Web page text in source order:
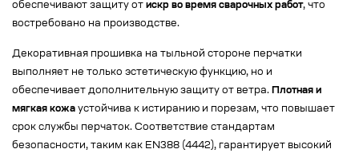
обеспечивают защиту от искр во время сварочных работ, что
востребовано на производстве.
Декоративная прошивка на тыльной стороне перчатки
выполняет не только эстетическую функцию, но и
обеспечивает дополнительную защиту от ветра. Плотная и
мягкая кожа устойчива к истиранию и порезам, что повышает
срок службы перчаток. Соответствие стандартам
безопасности, таким как EN388 (4442), гарантирует высокий